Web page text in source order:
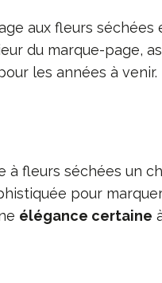
aux fleurs séchées
du marque-page,
les années à venir.
à fleurs séchées un
pour
élégance certaine